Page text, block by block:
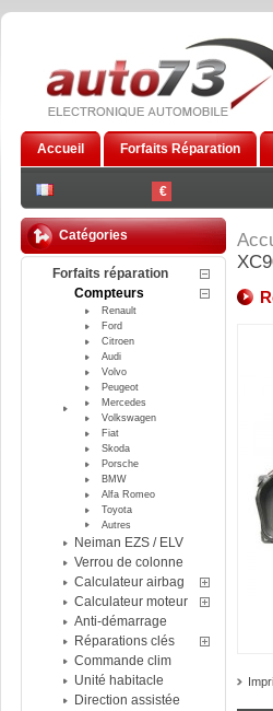
€
Accueil Forfaits Réparation
Catégories
Forfaits réparation
Compteurs
Renault
Ford
Citroen
Audi
Volvo
Peugeot
Mercedes
Volkswagen
Fiat
Skoda
Porsche
BMW
Alfa Romeo
Toyota
Autres
Neiman EZS / ELV
Verrou de colonne
Calculateur airbag
Calculateur moteur
Anti-démarrage
Réparations clés
Commande clim
Unité habitacle
Direction assistée